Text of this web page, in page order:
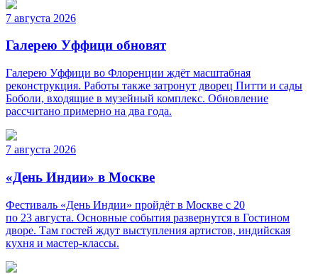
7 августа 2026
Галерею Уффици обновят
Галерею Уффици во Флоренции ждёт масштабная
реконструкция. Работы также затронут дворец Питти и сады
Боболи, входящие в музейный комплекс. Обновление
рассчитано примерно на два года.
7 августа 2026
«День Индии» в Москве
Фестиваль «День Индии» пройдёт в Москве с 20
по 23 августа. Основные события развернутся в Гостином
дворе. Там гостей ждут выступления артистов, индийская
кухня и мастер-классы.